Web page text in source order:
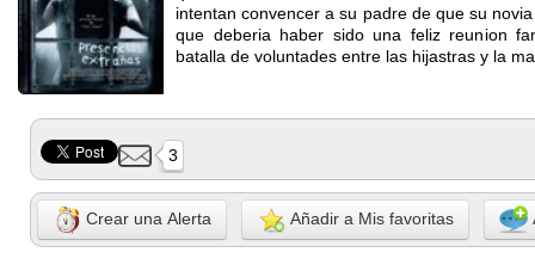
intentan convencer a su padre de que su
que deberia haber sido una feliz reunion
batalla de voluntades entre las hijastras y la
3
Crear una Alerta Añadir a Mis favoritas